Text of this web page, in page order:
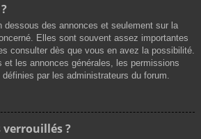
dessous des annonces et seulement sur la
Elles sont souvent assez importantes
consulter dès que vous en avez la possibilité.
et les annonces générales, les permissions
par les administrateurs du forum.
verrouillés ?